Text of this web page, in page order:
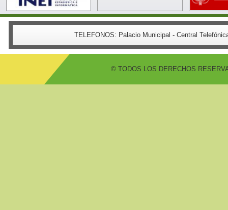
TELEFONOS: Palacio Municipal - Central
© TODOS LOS DERECHOS